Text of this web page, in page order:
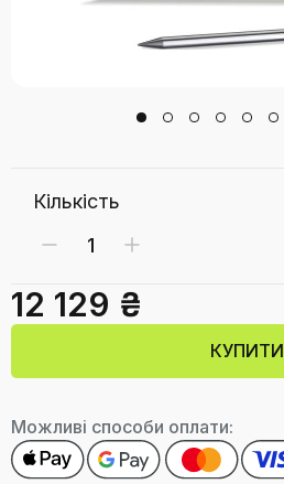
Кількість
12 129 ₴
КУПИТИ
Можливі способи оплати: